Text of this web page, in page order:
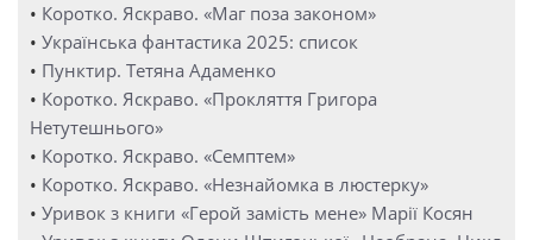
• Коротко. Яскраво. «Маг поза законом»
• Українська фантастика 2025: список
• Пунктир. Тетяна Адаменко
• Коротко. Яскраво. «Прокляття Григора
Нетутешнього»
• Коротко. Яскраво. «Семптем»
• Коротко. Яскраво. «Незнайомка в люстерку»
• Уривок з книги «Герой замість мене» Марії Косян